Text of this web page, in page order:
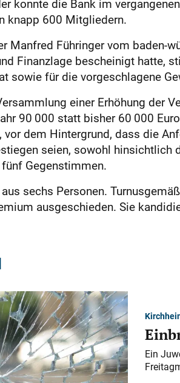
konnte die Bank im
knapp 600 Mitgliedern.
Manfred Führinger vom baden-
Finanzlage bescheinigt hatte,
sowie für die vorgeschlagene
einer Erhöhung der
90 000 statt bisher 60 000
vor dem Hintergrund, dass die
seien, sowohl
Gegenstimmen.
sechs Personen.
ausgeschieden. Sie
Ein